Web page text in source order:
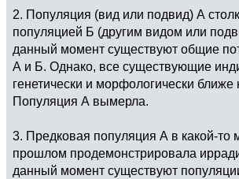
2. Популяция (вид или подвид) А
популяцией Б (другим видом или
данный момент существуют общие
А и Б. Однако, все существующие
генетически и морфологически ближе
Популяция А вымерла.
3. Предковая популяция А в какой-то
прошлом продемонстрировала
данный момент существуют